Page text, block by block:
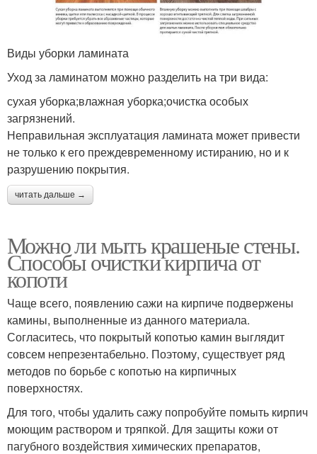
Виды уборки ламината
Уход за ламинатом можно разделить на три вида:
сухая уборка;влажная уборка;очистка особых
загрязнений.
Неправильная эксплуатация ламината может привести
не только к его преждевременному истиранию, но и к
разрушению покрытия.
читать дальше →
Можно ли мыть крашеные стены.
Способы очистки кирпича от
копоти
Чаще всего, появлению сажи на кирпиче подвержены
камины, выполненные из данного материала.
Согласитесь, что покрытый копотью камин выглядит
совсем непрезентабельно. Поэтому, существует ряд
методов по борьбе с копотью на кирпичных
поверхностях.
Для того, чтобы удалить сажу попробуйте помыть кирпич
моющим раствором и тряпкой. Для защиты кожи от
пагубного воздействия химических препаратов,